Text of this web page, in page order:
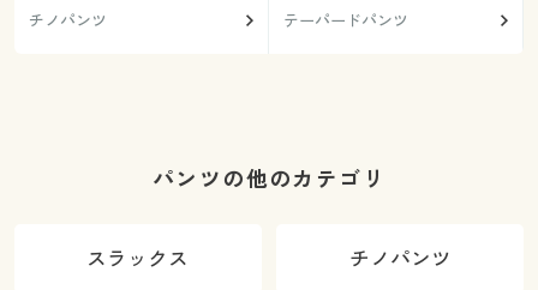
チノパンツ テーパードパンツ
パンツの他のカテゴリ
スラックス チノパンツ